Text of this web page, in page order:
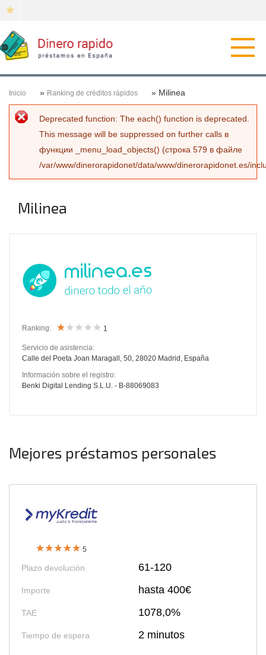
Inicio » Ranking de créditos rápidos » Milinea
Сообщение об ошибке
Deprecated function: The each() function is deprecated.
This message will be suppressed on further calls в
функции
_menu_load_objects() (строка 579 в файле
/var/www/dinerorapidonet/data/www/dinerorapidonet.es/
Milinea
Ranking: 1
Servicio de asistencia:
Calle del Poeta Joan Maragall, 50, 28020 Madrid, España
Información sobre el registro:
Benki Digital Lending S.L.U. - B-88069083
Mejores préstamos personales
5
Plazo devolución 61-120
Importe hasta 400€
TAE 1078,0%
Tiempo de espera 2 minutos